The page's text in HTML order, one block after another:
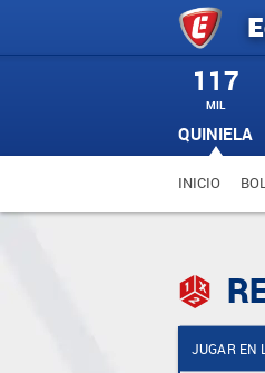
117
MIL
QUINIELA
INICIO
JUGAR EN